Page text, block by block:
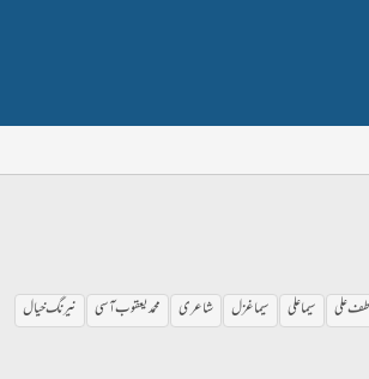
علی سیما علی سیما غزل شاعری محمد یعقوب آسی نیرنگ خیال